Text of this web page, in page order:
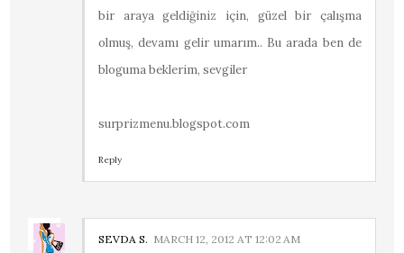
bir araya geldiğiniz için, güzel bir çalışma
olmuş, devamı gelir umarım.. Bu arada ben de
bloguma beklerim, sevgiler
surprizmenu.blogspot.com
Reply
SEVDA S. MARCH 12, 2012 AT 12:02 AM